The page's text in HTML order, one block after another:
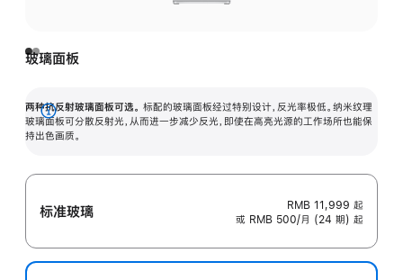
玻璃面板
两种抗反射玻璃面板可选。 标配的玻璃面板经过特别设计，反光率极低。纳米纹理
玻璃面板可分散反射光，从而进一步减少反光，即使在高亮光源的工作场所也能保
持出色画质。
展
开
标准玻璃 RMB 11,999 起
或 RMB 500/月 (24 期) 起